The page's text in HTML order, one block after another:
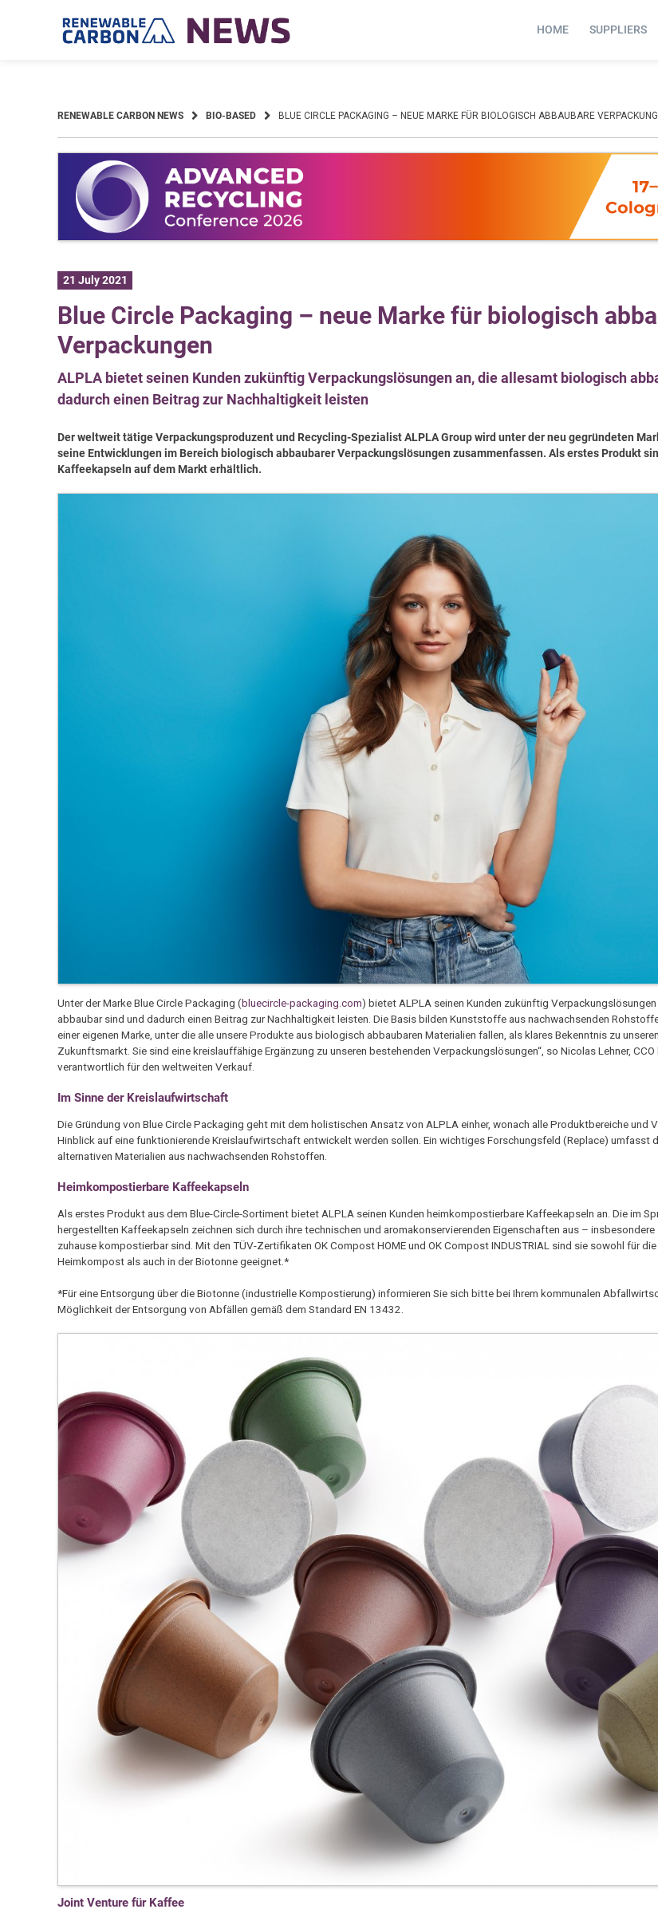
HOME SUPPLIERS
RENEWABLE CARBON NEWS BIO-BASED BLUE CIRCLE PACKAGING – NEUE MARKE FÜR BIOLOGISCH ABBAUBARE
21 July 2021
Blue Circle Packaging – neue Marke für biologisch
Verpackungen
ALPLA bietet seinen Kunden zukünftig Verpackungslösungen an, die allesamt biologisch
dadurch einen Beitrag zur Nachhaltigkeit leisten
Der weltweit tätige Verpackungsproduzent und Recycling-Spezialist ALPLA Group wird unter der neu gegründeten
seine Entwicklungen im Bereich biologisch abbaubarer Verpackungslösungen zusammenfassen. Als erstes Produkt
Kaffeekapseln auf dem Markt erhältlich.
Unter der Marke Blue Circle Packaging (bluecircle-packaging.com) bietet ALPLA seinen Kunden zukünftig
abbaubar sind und dadurch einen Beitrag zur Nachhaltigkeit leisten. Die Basis bilden Kunststoffe aus nachwachsenden
einer eigenen Marke, unter die alle unsere Produkte aus biologisch abbaubaren Materialien fallen, als klares Bekenntnis zu
Zukunftsmarkt. Sie sind eine kreislauffähige Ergänzung zu unseren bestehenden Verpackungslösungen“, so Nicolas Lehner,
verantwortlich für den weltweiten Verkauf.
Im Sinne der Kreislaufwirtschaft
Die Gründung von Blue Circle Packaging geht mit dem holistischen Ansatz von ALPLA einher, wonach alle Produktbereiche und
Hinblick auf eine funktionierende Kreislaufwirtschaft entwickelt werden sollen. Ein wichtiges Forschungsfeld (Replace) umfasst
alternativen Materialien aus nachwachsenden Rohstoffen.
Heimkompostierbare Kaffeekapseln
Als erstes Produkt aus dem Blue-Circle-Sortiment bietet ALPLA seinen Kunden heimkompostierbare Kaffeekapseln an. Die im
hergestellten Kaffeekapseln zeichnen sich durch ihre technischen und aromakonservierenden Eigenschaften aus –
zuhause kompostierbar sind. Mit den TÜV-Zertifikaten OK Compost HOME und OK Compost INDUSTRIAL sind sie sowohl für
Heimkompost als auch in der Biotonne geeignet.*
*Für eine Entsorgung über die Biotonne (industrielle Kompostierung) informieren Sie sich bitte bei Ihrem kommunalen
Möglichkeit der Entsorgung von Abfällen gemäß dem Standard EN 13432.
Joint Venture für Kaffee